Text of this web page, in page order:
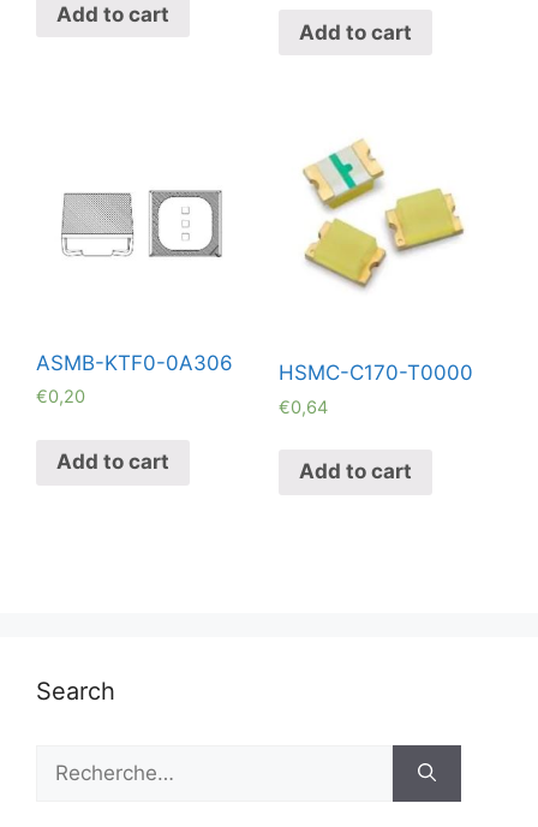
Add to cart
Add to cart
ASMB-KTF0-0A306
€0,20
Add to cart
HSMC-C170-T0000
€0,64
Add to cart
Search